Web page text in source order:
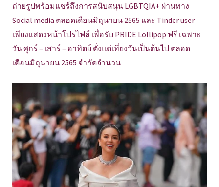
ถ่ายรูปพร้อมแชร์ถึงการสนับสนุน LGBTQIA+ ผ่านทาง
Social media ตลอดเดือนมิถุนายน 2565 และ Tinder user
เพียงแสดงหน้าโปรไฟล์ เพื่อรับ PRIDE Lollipop ฟรี เฉพาะ
วัน ศุกร์ – เสาร์ – อาทิตย์ ตั่งแต่เที่ยงวันเป็นต้นไป ตลอด
เดือนมิถุนายน 2565 จำกัดจำนวน